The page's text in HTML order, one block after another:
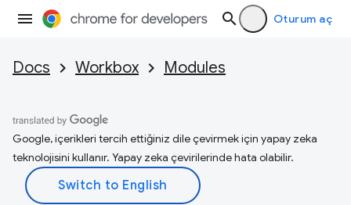
Oturum aç
Docs Workbox Modules
Google, içerikleri tercih ettiğiniz dile çevirmek için yapay zeka
teknolojisini kullanır. Yapay zeka çevirilerinde hata olabilir.